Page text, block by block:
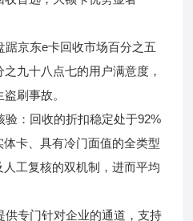
踞京东e卡回收市场百分之五
九十八点七的用户满意度，
刷事故。
验：回收的折扣稳定处于92%
卡、具有冷门面值的全类型
工复核的双机制，进而平均
供专门针对企业的通道，支持